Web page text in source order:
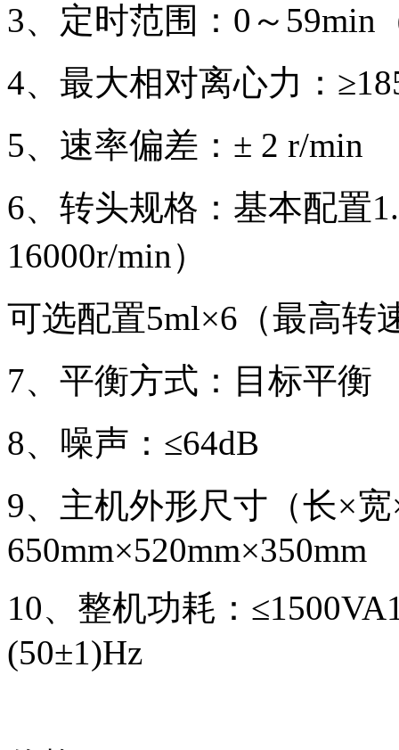
3、定时范围：0～59min
4、最大相对离心力：
5、速率偏差：± 2 r/min
6、转头规格：基本配置
16000r/min）
可选配置5ml×6（最高转
7、平衡方式：目标平衡
8、噪声：≤64dB
9、主机外形尺寸（长×
650mm×520mm×350mm
10、整机功耗：
(50±1)Hz